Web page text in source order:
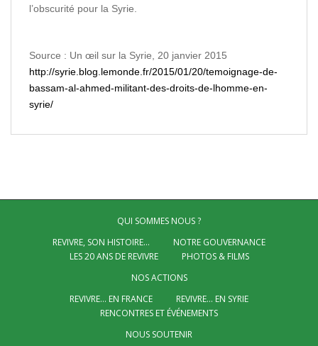
l’obscurité pour la Syrie.
Source : Un œil sur la Syrie, 20 janvier 2015
http://syrie.blog.lemonde.fr/2015/01/20/temoignage-de-
bassam-al-ahmed-militant-des-droits-de-lhomme-en-
syrie/
QUI SOMMES NOUS ?
REVIVRE, SON HISTOIRE…
NOTRE GOUVERNANCE
LES 20 ANS DE REVIVRE
PHOTOS & FILMS
NOS ACTIONS
REVIVRE… EN FRANCE
REVIVRE… EN SYRIE
RENCONTRES ET ÉVÉNEMENTS
NOUS SOUTENIR